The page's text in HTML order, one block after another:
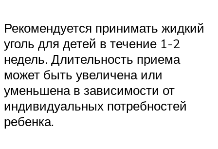
Рекомендуется принимать жидкий
уголь для детей в течение 1-2
недель. Длительность приема
может быть увеличена или
уменьшена в зависимости от
индивидуальных потребностей
ребенка.